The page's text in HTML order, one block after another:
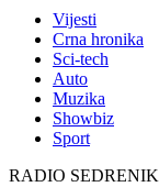
Vijesti
Crna hronika
Sci-tech
Auto
Muzika
Showbiz
Sport
RADIO SEDRENIK